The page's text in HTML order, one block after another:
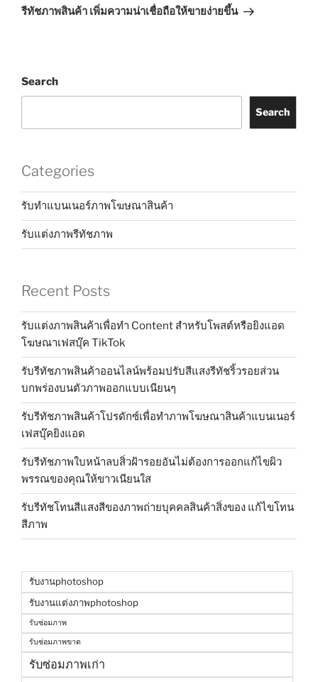
Post
รีทัชภาพสินค้า เพิ่มความน่าเชื่อถือให้ขายง่ายขึ้น
Search
Search
Categories
รับทำแบนเนอร์ภาพโฆษณาสินค้า
รับแต่งภาพรีทัชภาพ
Recent Posts
รับแต่งภาพสินค้าเพื่อทำ Content สำหรับโพสต์หรือยิงแอด
โฆษณาเฟสบุ๊ค TikTok
รับรีทัชภาพสินค้าออนไลน์พร้อมปรับสีแสงรีทัชริ้วรอยส่วน
บกพร่องบนตัวภาพออกแบบเนียนๆ
รับรีทัชภาพสินค้าโปรดักซ์เพื่อทำภาพโฆษณาสินค้าแบนเนอร์
เฟสบุ๊คยิงแอด
รับรีทัชภาพใบหน้าลบสิ่วฝ้ารอยอันไม่ต้องการออกแก้ไขผิว
พรรณของคุณให้ขาวเนียนใส
รับรีทัชโทนสีแสงสีของภาพถ่ายบุคคลสินค้าสิ่งของ แก้ไขโทน
สีภาพ
รับงานphotoshop
รับงานแต่งภาพphotoshop
รับซ่อมภาพ
รับซ่อมภาพขาด
รับซ่อมภาพเก่า